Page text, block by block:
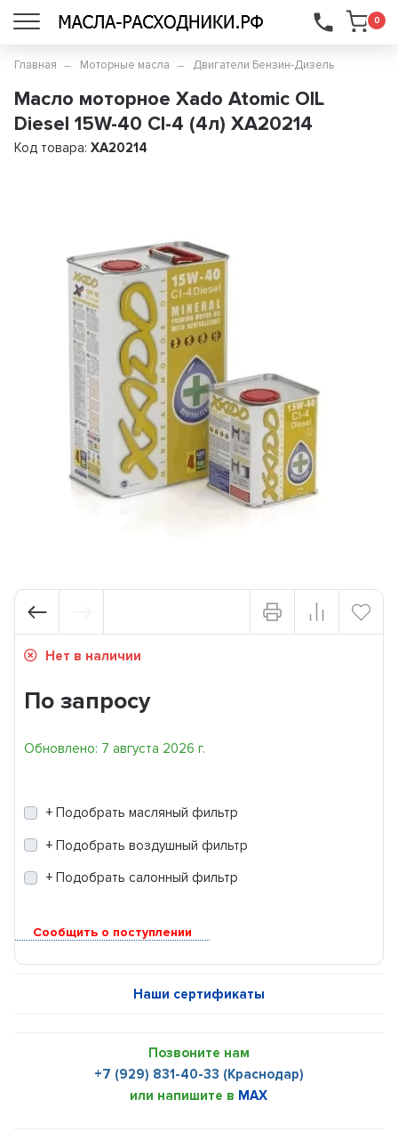
0
...
Главная Моторные масла Двигатели Бензин-Дизель
Масло моторное Xado Atomic OIL
Diesel 15W-40 CI-4 (4л) XA20214
Код товара:XA20214
Нет в наличии
По запросу
Обновлено: 7 августа 2026 г.
+ Подобрать масляный фильтр
+ Подобрать воздушный фильтр
+ Подобрать салонный фильтр
Сообщить о поступлении
Наши сертификаты
Позвоните нам
+7 (929) 831-40-33 (Краснодар)
или напишите в MAX